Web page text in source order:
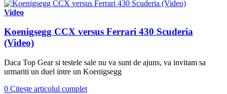
Video
Koenigsegg CCX versus Ferrari 430 Scuderia
(Video)
Daca Top Gear si testele sale nu va sunt de ajuns, va invitam sa
urmariti un duel intre un Koenigsegg
0 Citește articolul complet